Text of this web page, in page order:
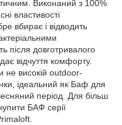
Виконаний з 100%
властивості
вбирає і відводить
після довготривалого
відчуття комфорту.
не високій outdoor-
ідеальний як Баф для
період. Для більш
БАФ серії